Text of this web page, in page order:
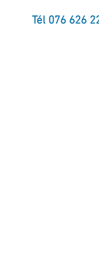
Tél 076 626